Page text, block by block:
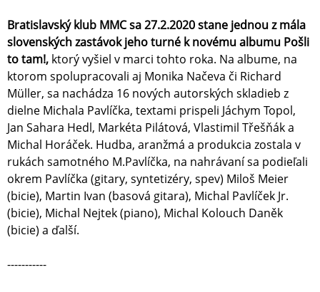
Bratislavský klub MMC sa 27.2.2020 stane jednou z mála
slovenských zastávok jeho turné k novému albumu Pošli
to tam!, ktorý vyšiel v marci tohto roka. Na albume, na
ktorom spolupracovali aj Monika Načeva či Richard
Müller, sa nachádza 16 nových autorských skladieb z
dielne Michala Pavlíčka, textami prispeli Jáchym Topol,
Jan Sahara Hedl, Markéta Pilátová, Vlastimil Třešňák a
Michal Horáček. Hudba, aranžmá a produkcia zostala v
rukách samotného M.Pavlíčka, na nahrávaní sa podieľali
okrem Pavlíčka (gitary, syntetizéry, spev) Miloš Meier
(bicie), Martin Ivan (basová gitara), Michal Pavlíček Jr.
(bicie), Michal Nejtek (piano), Michal Kolouch Daněk
(bicie) a ďalší.
-----------